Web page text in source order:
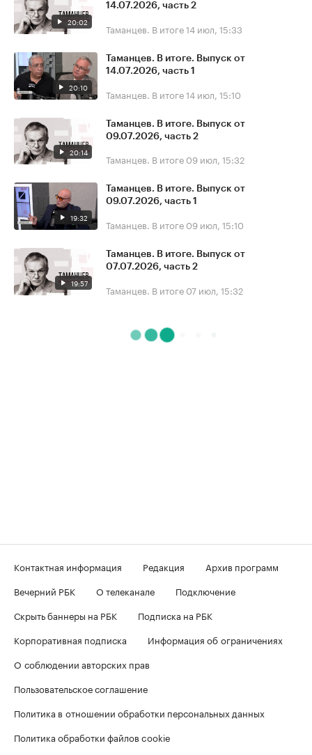
20:02
14.07.2026, часть 2
Таманцев. В итоге14 июл, 15:33
20:10
Таманцев. В итоге. Выпуск от
14.07.2026, часть 1
Таманцев. В итоге14 июл, 15:10
20:14
Таманцев. В итоге. Выпуск от
09.07.2026, часть 2
Таманцев. В итоге 09 июл, 15:32
19:32
Таманцев. В итоге. Выпуск от
09.07.2026, часть 1
Таманцев. В итоге 09 июл, 15:10
19:57
Таманцев. В итоге. Выпуск от
07.07.2026, часть 2
Таманцев. В итоге 07 июл, 15:32
Контактная информация Редакция
Архив программ
Вечерний РБК
О телеканале
Подключение
Скрыть баннеры на РБК
Подписка на РБК
Корпоративная подписка
Информация об ограничениях
О соблюдении авторских прав
Пользовательское соглашение
Политика в отношении обработки персональных данных
Политика обработки файлов cookie